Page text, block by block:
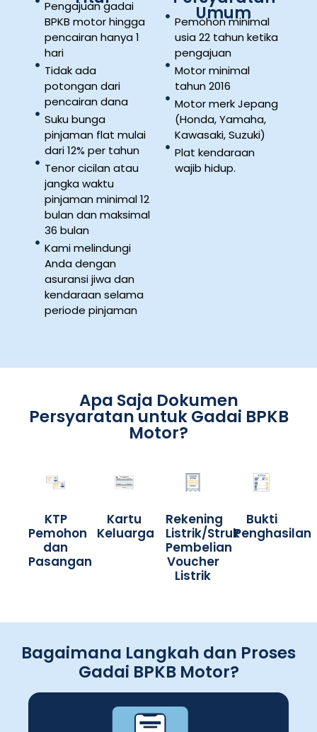
Pengajuan gadai
BPKB motor hingga
pencairan hanya 1
hari
Tidak ada
potongan dari
pencairan dana
Suku bunga
pinjaman flat mulai
dari 12% per tahun
Tenor cicilan atau
jangka waktu
pinjaman minimal 12
bulan dan maksimal
36 bulan
Kami melindungi
Anda dengan
asuransi jiwa dan
kendaraan selama
periode pinjaman
Umum
Pemohon minimal
usia 22 tahun ketika
pengajuan
Motor minimal
tahun 2016
Motor merk Jepang
(Honda, Yamaha,
Kawasaki, Suzuki)
Plat kendaraan
wajib hidup.
Apa Saja Dokumen
Persyaratan untuk Gadai BPKB
Motor?
KTP
Pemohon
dan
Pasangan
Kartu
Keluarga
Rekening
Listrik/Struk
Pembelian
Voucher
Listrik
Bukti
Penghasilan
Bagaimana Langkah dan Proses
Gadai BPKB Motor?